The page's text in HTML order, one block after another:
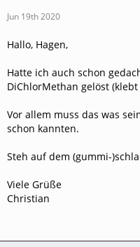
Jun 19th 2020
Hallo, Hagen,
Hatte ich auch schon
DiChlorMethan gelöst (klebt
Vor allem muss das was
schon kannten.
Steh auf dem (gummi-
Viele Grüße
Christian